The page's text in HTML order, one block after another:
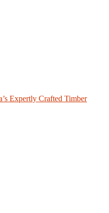
Expertly Crafted Timber